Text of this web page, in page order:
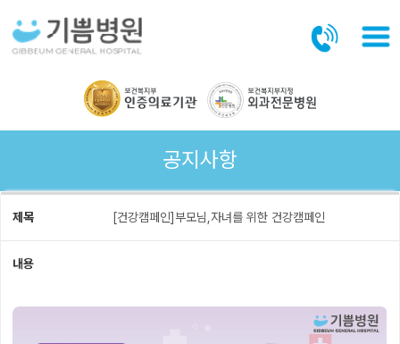
공지사항
제목 [건강캠페인]부모님,자녀를 위한 건강캠페인
내용